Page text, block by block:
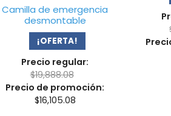
Camilla de emergencia
desmontable
¡OFERTA!
Precio regular:
$19,888.08
Precio de promoción:
$16,105.08